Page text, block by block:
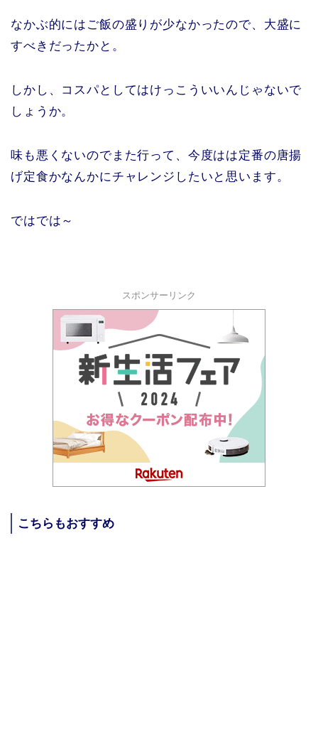
なかぶ的にはご飯の盛りが少なかったので、大盛に
すべきだったかと。
しかし、コスパとしてはけっこういいんじゃないで
しょうか。
味も悪くないのでまた行って、今度はは定番の唐揚
げ定食かなんかにチャレンジしたいと思います。
ではでは～
スポンサーリンク
こちらもおすすめ